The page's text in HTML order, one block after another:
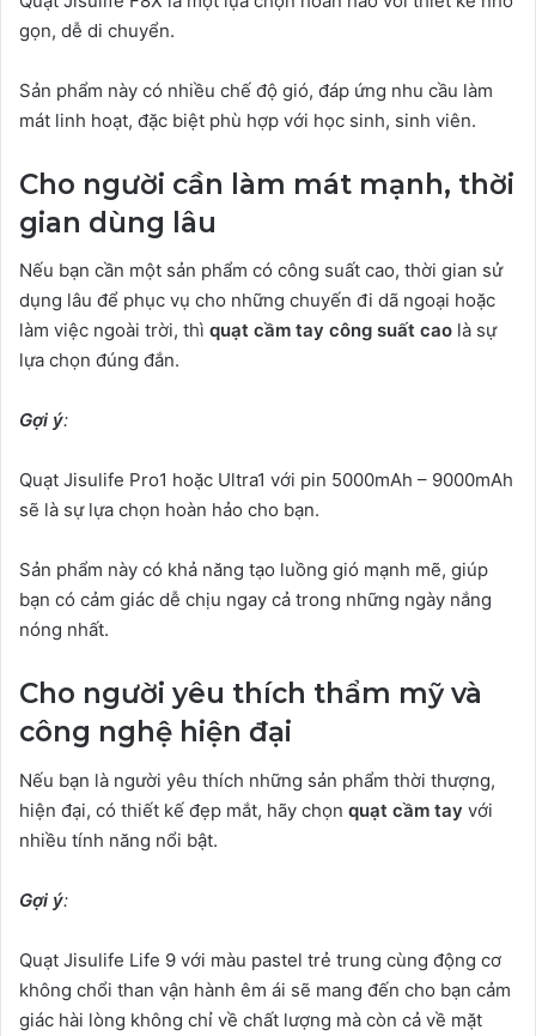
gọn, dễ di chuyển.
Sản phẩm này có nhiều chế độ gió, đáp ứng nhu cầu làm
mát linh hoạt, đặc biệt phù hợp với học sinh, sinh viên.
Cho người cần làm mát mạnh, thời
gian dùng lâu
Nếu bạn cần một sản phẩm có công suất cao, thời gian sử
dụng lâu để phục vụ cho những chuyến đi dã ngoại hoặc
làm việc ngoài trời, thì quạt cầm tay công suất cao là sự
lựa chọn đúng đắn.
Gợi ý:
Quạt Jisulife Pro1 hoặc Ultra1 với pin 5000mAh – 9000mAh
sẽ là sự lựa chọn hoàn hảo cho bạn.
Sản phẩm này có khả năng tạo luồng gió mạnh mẽ, giúp
bạn có cảm giác dễ chịu ngay cả trong những ngày nắng
nóng nhất.
Cho người yêu thích thẩm mỹ và
công nghệ hiện đại
Nếu bạn là người yêu thích những sản phẩm thời thượng,
hiện đại, có thiết kế đẹp mắt, hãy chọn quạt cầm tay với
nhiều tính năng nổi bật.
Gợi ý:
Quạt Jisulife Life 9 với màu pastel trẻ trung cùng động cơ
không chổi than vận hành êm ái sẽ mang đến cho bạn cảm
giác hài lòng không chỉ về chất lượng mà còn cả về mặt